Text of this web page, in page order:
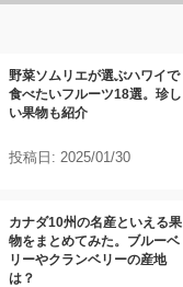
野菜ソムリエが選ぶハワイで
食べたいフルーツ18選。珍し
い果物も紹介
投稿日: 2025/01/30
カナダ10州の名産といえる果
物をまとめてみた。ブルーベ
リーやクランベリーの産地
は？